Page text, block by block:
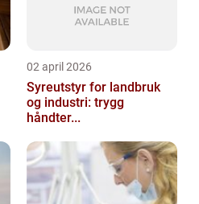
02 april 2026
Syreutstyr for landbruk
og industri: trygg
håndter...